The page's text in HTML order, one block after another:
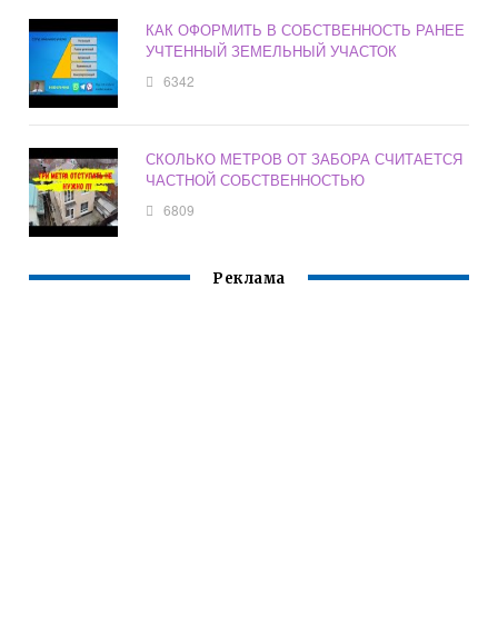
КАК ОФОРМИТЬ В СОБСТВЕННОСТЬ РАНЕЕ
УЧТЕННЫЙ ЗЕМЕЛЬНЫЙ УЧАСТОК
6342
СКОЛЬКО МЕТРОВ ОТ ЗАБОРА СЧИТАЕТСЯ
ЧАСТНОЙ СОБСТВЕННОСТЬЮ
6809
Реклама